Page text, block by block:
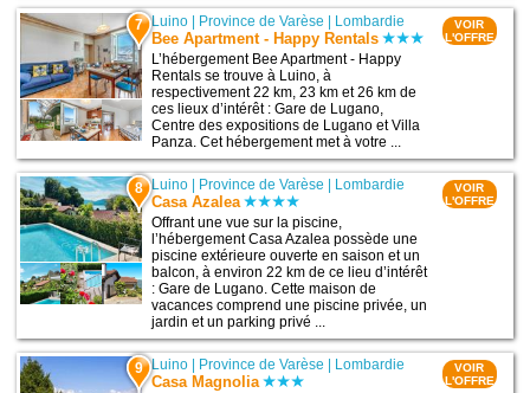
7 Luino Province de Varèse Lombardie
Bee Apartment - Happy Rentals
L’hébergement Bee Apartment - Happy
Rentals se trouve à Luino, à
respectivement 22 km, 23 km et 26 km de
ces lieux d’intérêt : Gare de Lugano,
Centre des expositions de Lugano et Villa
Panza. Cet hébergement met à votre ...
VOIR
L'OFFRE
8 Luino Province de Varèse Lombardie
Casa Azalea
Offrant une vue sur la piscine,
l’hébergement Casa Azalea possède une
piscine extérieure ouverte en saison et un
balcon, à environ 22 km de ce lieu d’intérêt
: Gare de Lugano. Cette maison de
vacances comprend une piscine privée, un
jardin et un parking privé ...
VOIR
L'OFFRE
9 Luino Province de Varèse Lombardie
Casa Magnolia
VOIR
L'OFFRE